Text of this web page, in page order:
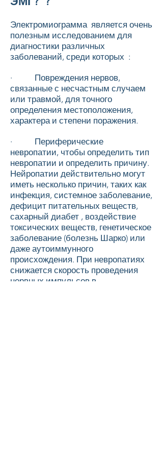
Электромиограмма является очень
полезным исследованием для
диагностики различных
заболеваний, среди которых :
· Повреждения нервов,
связанные с несчастным случаем
или травмой, для точного
определения местоположения,
характера и степени поражения.
· Периферические
невропатии, чтобы определить тип
невропатии и определить причину.
Нейропатии действительно могут
иметь несколько причин, таких как
инфекция, системное заболевание,
дефицит питательных веществ,
сахарный диабет , воздействие
токсических веществ, генетическое
заболевание (болезнь Шарко) или
даже аутоиммунного
происхождения. При невропатиях
снижается скорость проведения
нервных импульсов в